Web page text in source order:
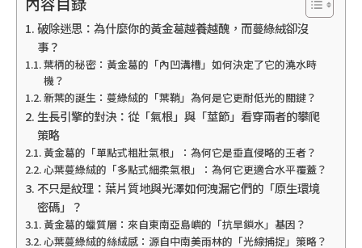
破除迷思：為什麼你的黃金葛越養越醜，而蔓綠絨卻沒
事？
葉柄的秘密：黃金葛的「內凹溝槽」如何決定了它的澆水時
機？
新葉的誕生：蔓綠絨的「葉鞘」為何是它更耐低光的關鍵？
生長引擎的對決：從「氣根」與「莖節」看穿兩者的攀爬
策略
黃金葛的「單點式粗壯氣根」：為何它是垂直侵略的王者？
心葉蔓綠絨的「多點式細柔氣根」：為何它更適合水平覆蓋？
不只是紋理：葉片質地與光澤如何洩漏它們的「原生環境
密碼」？
黃金葛的蠟質層：來自東南亞島嶼的「抗旱鎖水」基因？
心葉蔓綠絨的絲絨感：源自中南美雨林的「光線捕捉」策略？